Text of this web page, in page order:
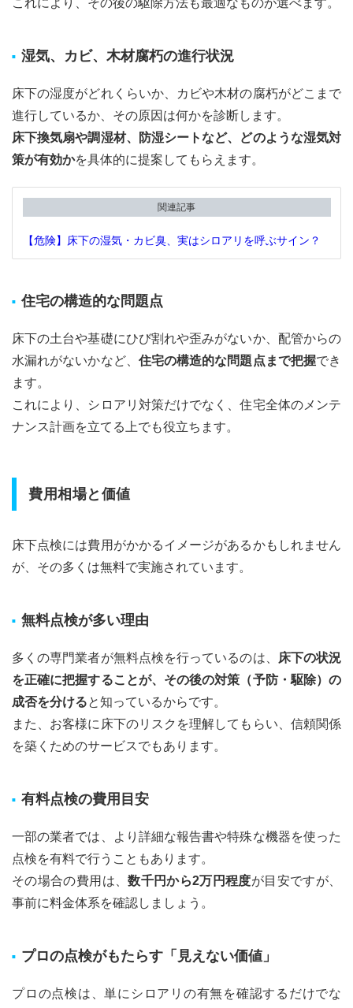
これにより、その後の駆除方法も最適なものが選べます。
湿気、カビ、木材腐朽の進行状況
床下の湿度がどれくらいか、カビや木材の腐朽がどこまで
進行しているか、その原因は何かを診断します。
床下換気扇や調湿材、防湿シートなど、どのような湿気対
策が有効かを具体的に提案してもらえます。
関連記事
【危険】床下の湿気・カビ臭、実はシロアリを呼ぶサイン？
住宅の構造的な問題点
床下の土台や基礎にひび割れや歪みがないか、配管からの
水漏れがないかなど、 住宅の構造的な問題点まで把握でき
ます。
これにより、シロアリ対策だけでなく、住宅全体のメンテ
ナンス計画を立てる上でも役立ちます。
費用相場と価値
床下点検には費用がかかるイメージがあるかもしれません
が、その多くは無料で実施されています。
無料点検が多い理由
多くの専門業者が無料点検を行っているのは、
床下の状況
を正確に把握することが、その後の対策（予防・駆除）の
成否を分けると知っているからです。
また、お客様に床下のリスクを理解してもらい、信頼関係
を築くためのサービスでもあります。
有料点検の費用目安
一部の業者では、より詳細な報告書や特殊な機器を使った
点検を有料で行うこともあります。
その場合の費用は、数千円から2万円程度が目安ですが、
事前に料金体系を確認しましょう。
プロの点検がもたらす「見えない価値」
プロの点検は、単にシロアリの有無を確認するだけでな